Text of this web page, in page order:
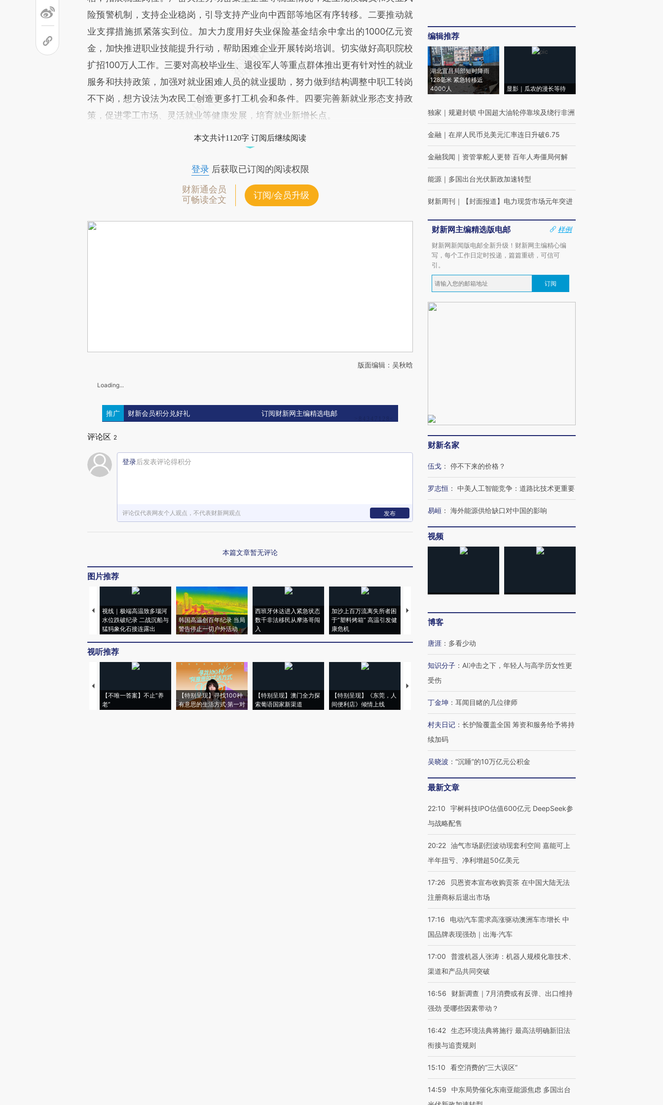
险预警机制，支持企业稳岗，引导支持产业向中西部等地区有序转移。二要推动就
业支撑措施抓紧落实到位。加大力度用好失业保险基金结余中拿出的1000亿元资
金，加快推进职业技能提升行动，帮助困难企业开展转岗培训。切实做好高职院校
扩招100万人工作。三要对高校毕业生、退役军人等重点群体推出更有针对性的就业
服务和扶持政策，加强对就业困难人员的就业援助，努力做到结构调整中职工转岗
不下岗，想方设法为农民工创造更多打工机会和条件。四要完善新就业形态支持政
策，促进零工市场、灵活就业等健康发展，培育就业新增长点。
本文共计1120字 订阅后继续阅读
登录后获取已订阅的阅读权限
财新通会员
可畅读全文
订阅/会员升级
版面编辑：吴秋晗
Loading...
推广 财新会员积分兑好礼 订阅财新网主编精选电邮
评论区 2
登录后发表评论得积分
评论仅代表网友个人观点，不代表财新网观点 发布
本篇文章暂无评论
图片推荐
视线｜极端高温致多瑙河
水位跌破纪录 二战沉船与
猛犸象化石接连露出
韩国高温创百年纪录 当局
警告停止一切户外活动
西班牙休达进入紧急状态
数千非法移民从摩洛哥闯
入
加沙上百万流离失所者困
于“塑料烤箱” 高温引发健
康危机
视线｜HYROX的吸金
术：是什么让中产们甘
马航飞行员跨国走私7万
视线｜被称为“蟑螂”的印
视听推荐
【不唯一答案】不止“养
老”
【特别呈现】寻找100种
有意思的生活方式·第一对
【特别呈现】澳门全力探
索葡语国家新渠道
【特别呈现】《东莞，人
间便利店》倾情上线
【推广】走进第四届链博
有意思的生活方式·第三对
编辑推荐
湖北宜昌局部短时降雨
128毫米 紧急转移近
4000人
显影｜瓜农的漫长等待
独家 ｜ 规避封锁 中国超大油轮停靠埃及绕行非洲
金融 ｜ 在岸人民币兑美元汇率连日升破6.75
金融我闻 ｜ 资管掌舵人更替 百年人寿僵局何解
能源 ｜ 多国出台光伏新政加速转型
财新周刊 ｜ 【封面报道】电力现货市场元年突进
财新网主编精选版电邮
样例
财新网新闻版电邮全新升级！财新网主编精心编
写，每个工作日定时投递，篇篇重磅，可信可
引。
订阅
财新名家
伍戈 ： 停不下来的价格？
罗志恒 ： 中美人工智能竞争：道路比技术更重要
易峘 ： 海外能源供给缺口对中国的影响
视频
博客
唐涯 ： 多看少动
知识分子 ： AI冲击之下，年轻人与高学历女性更
受伤
丁金坤 ： 耳闻目睹的几位律师
村夫日记 ： 长护险覆盖全国 筹资和服务给予将持
续加码
吴晓波 ： “沉睡”的10万亿元公积金
最新文章
22:10
宇树科技IPO估值600亿元 DeepSeek参
与战略配售
20:22 油气市场剧烈波动现套利空间 嘉能可上
半年扭亏、净利增超50亿美元
17:26
贝恩资本宣布收购贡茶 在中国大陆无法
注册商标后退出市场
17:16
电动汽车需求高涨驱动澳洲车市增长 中
国品牌表现强劲｜出海·汽车
17:00
普渡机器人张涛：机器人规模化靠技术、
渠道和产品共同突破
16:56
财新调查｜7月消费或有反弹、出口维持
强劲 受哪些因素带动？
16:42 生态环境法典将施行 最高法明确新旧法
衔接与追责规则
15:10 看空消费的“三大误区”
14:59
中东局势催化东南亚能源焦虑 多国出台